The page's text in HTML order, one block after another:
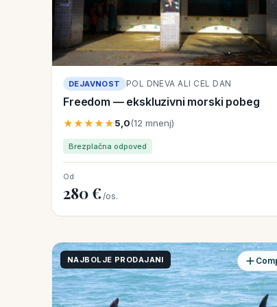
DEJAVNOST POL DNEVA ALI CEL DAN
Freedom — ekskluzivni morski pobeg
★★★★★5,0(12 mnenj)
Brezplačna odpoved
Od
280 € /os.
NAJBOLJE PRODAJANI